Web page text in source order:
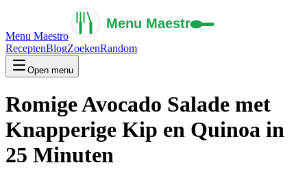
Menu Maestro
ReceptenBlogZoekenRandom
Open menu
Romige Avocado Salade met
Knapperige Kip en Quinoa in
25 Minuten